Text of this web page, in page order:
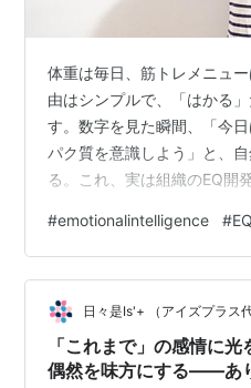
体重は毎日、筋トレメニュ
由はシンプルで、「はかる
す。数字を見た瞬間、「今
パク質を意識しよう」と、
る。これ、実は組織のEQ開
→ うごく → かわる」という
す。この起点にあるのが「
化は生まれません。■数字
Human Capital Institute（
Systems（MHS）が2013年
#emotionalintelligence #
日々是Is'+ （アイズプラス
「これまで」の感情に
偶然を味方にする——あ